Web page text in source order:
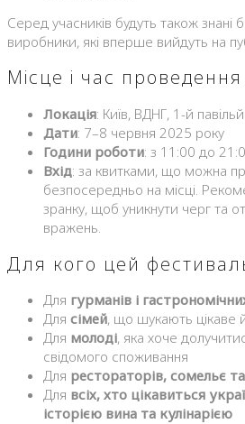
Серед учасників будуть також знані
виробники, які вперше вийдуть на
Місце і час проведення
Локація: Київ, ВДНГ, 1-й
Дати: 7–8 червня 2025 року
Години роботи: з 11:00 до
Вхід: за квитками, що можна
безпосередньо на місці.
зранку, щоб уникнути черг та
вражень.
Для кого цей
Для гурманів і
Для сімей, що шукають цікаве
Для молоді, яка хоче
свідомого споживання
Для рестораторів, сомельє
Для всіх, хто цікавиться
історією вина та кулінарією